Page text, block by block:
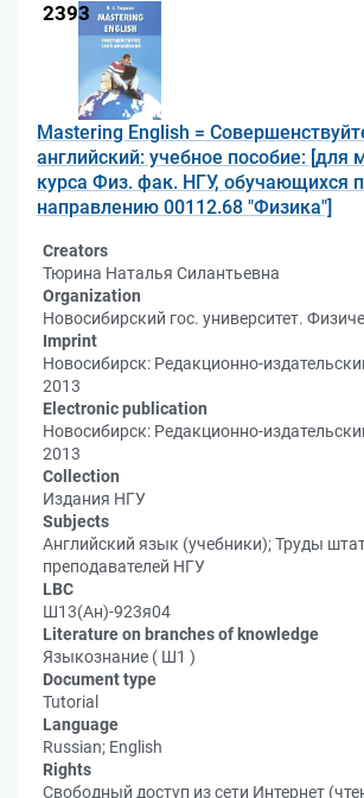
2393
Mastering English =
английский: учебное пособие: [для
курса Физ. фак. НГУ, обучающихся
направлению 00112.68 "Физика"]
Creators
Тюрина Наталья Силантьевна
Organization
Новосибирский гос. университет.
Imprint
Новосибирск: Редакционно-
2013
Electronic publication
Новосибирск: Редакционно-
2013
Collection
Издания НГУ
Subjects
Английский язык (учебники); Труды
преподавателей НГУ
LBC
Ш13(Ан)-923я04
Literature on branches of knowledge
Языкознание ( Ш1 )
Document type
Tutorial
Language
Russian; English
Rights
Свободный доступ из сети Интернет